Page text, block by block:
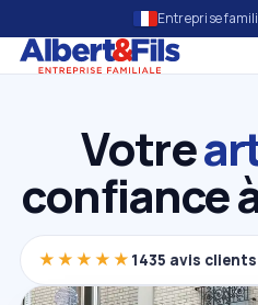
Entreprise
Votre
confiance
★★★★★ 1435 avis clients